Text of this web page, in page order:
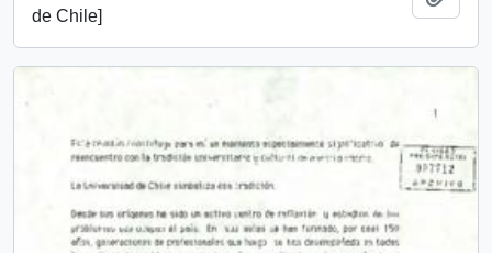
de Chile]